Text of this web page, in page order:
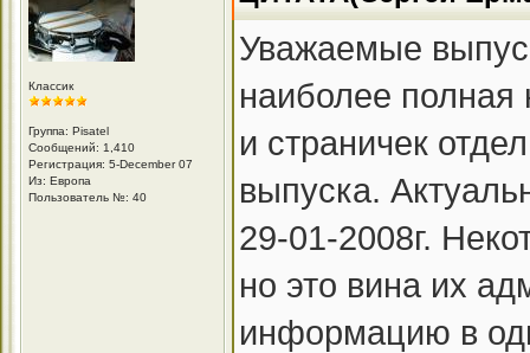
Классик
Группа: Pisatel
Сообщений: 1,410
Регистрация: 5-December 07
Из: Европа
Пользователь №: 40
Уважаемые
наиболее полная
и страничек
выпуска.
29-01-2008г.
но это вина их
информацию в